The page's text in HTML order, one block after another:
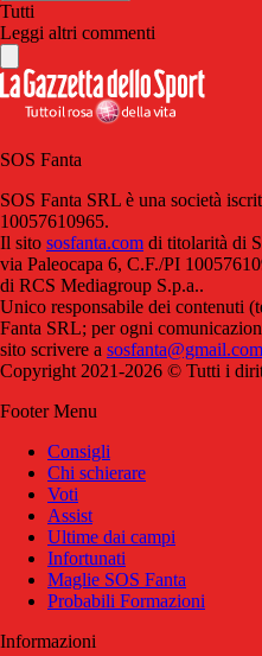
Tutti
Leggi altri commenti
SOS Fanta
SOS Fanta SRL è una società
10057610965.
Il sito sosfanta.com di titolarità di
via Paleocapa 6, C.F./PI
di RCS Mediagroup S.p.a..
Unico responsabile dei contenuti
Fanta SRL; per ogni
sito scrivere a sosfanta@gmail.com
Copyright 2021-2026 © Tutti i
Footer Menu
Consigli
Chi schierare
Voti
Assist
Ultime dai campi
Infortunati
Maglie SOS Fanta
Probabili Formazioni
Informazioni